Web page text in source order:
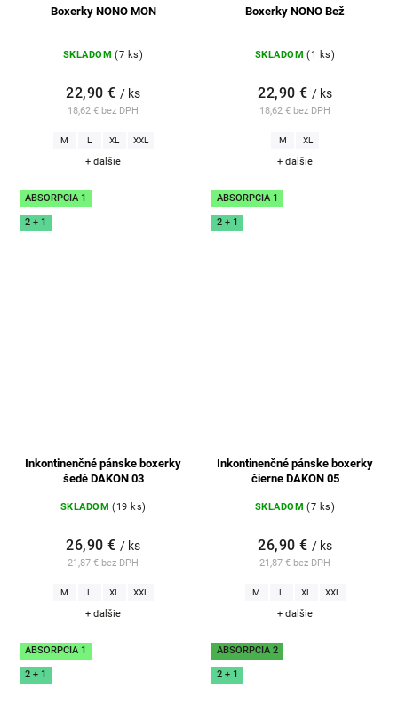
Boxerky NONO MON
SKLADOM (7 ks)
18,62 € bez DPH
22,90 € / ks
M L XL XXL
+ ďalšie
Boxerky NONO Bež
SKLADOM (1 ks)
18,62 € bez DPH
22,90 € / ks
M XL
+ ďalšie
ABSORPCIA 1
2 + 1
Inkontinenčné pánske boxerky
šedé DAKON 03
SKLADOM (19 ks)
21,87 € bez DPH
26,90 € / ks
M L XL XXL
+ ďalšie
ABSORPCIA 1
2 + 1
Inkontinenčné pánske boxerky
čierne DAKON 05
SKLADOM (7 ks)
21,87 € bez DPH
26,90 € / ks
M L XL XXL
+ ďalšie
ABSORPCIA 1
2 + 1
ABSORPCIA 2
2 + 1